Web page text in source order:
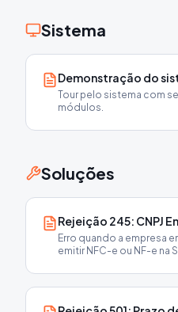
Sistema
Demonstração do
Tour pelo sistema com
módulos.
Soluções
Rejeição 245: CNPJ
Erro quando a empresa
emitir NFC-e ou NF-e na